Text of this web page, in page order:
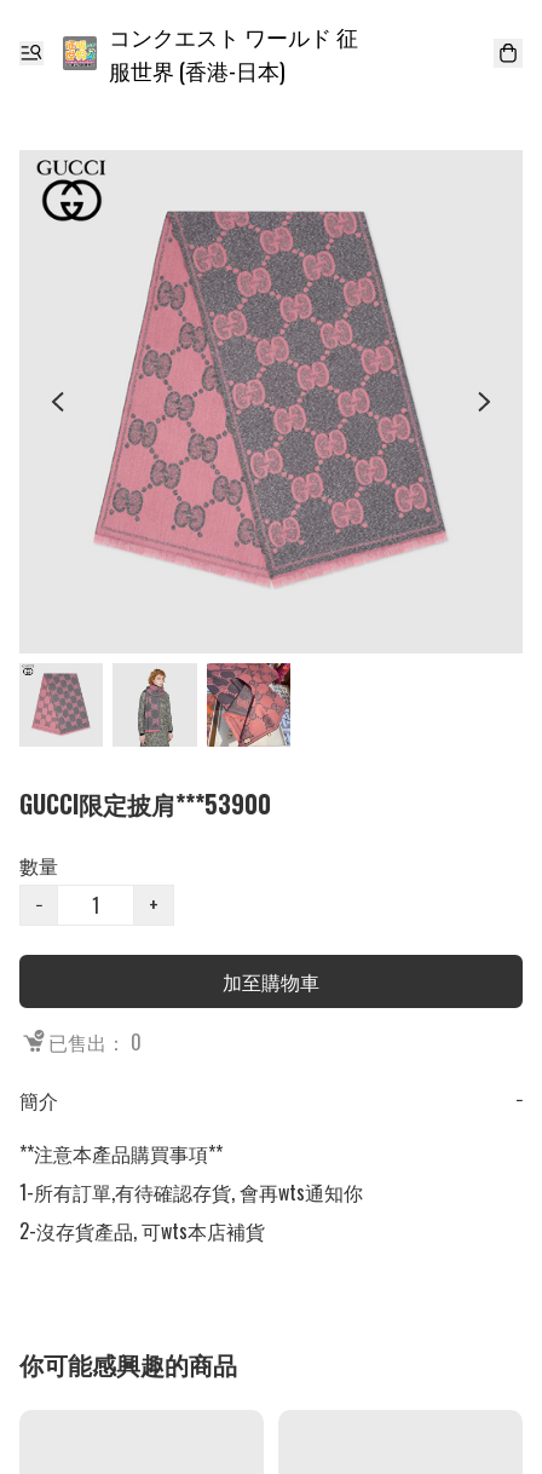
コンクエスト ワールド 征
服世界 (香港-日本)
GUCCI限定披肩***53900
數量
−
+
加至購物車
已售出： 0
簡介
−
**注意本產品購買事項**
1-所有訂單,有待確認存貨, 會再wts通知你
2-沒存貨產品, 可wts本店補貨
你可能感興趣的商品